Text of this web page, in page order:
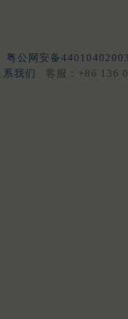
粤公网安备
系我们
客服：+86 136